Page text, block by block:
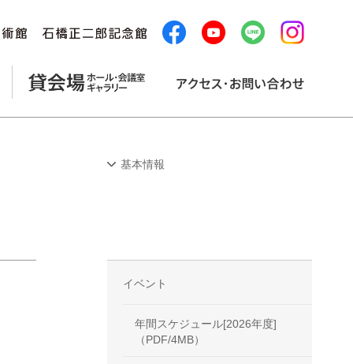
基本情報
イベント
年間スケジュール[2026年度]
（PDF/4MB）